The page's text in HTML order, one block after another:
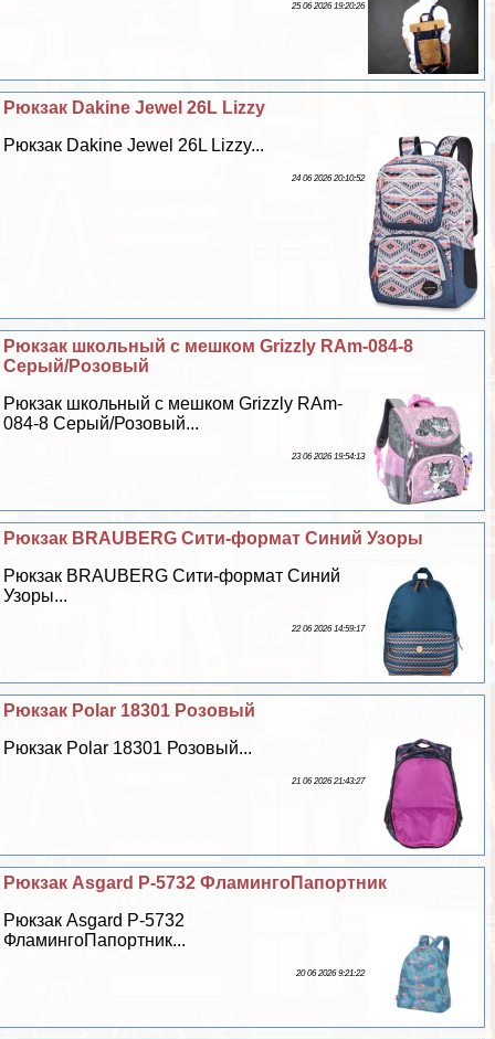
25 06 2026 19:20:26
Рюкзак Dakine Jewel 26L Lizzy
Рюкзак Dakine Jewel 26L Lizzy...
24 06 2026 20:10:52
Рюкзак школьный с мешком Grizzly RAm-084-8
Серый/Розовый
Рюкзак школьный с мешком Grizzly RAm-
084-8 Серый/Розовый...
23 06 2026 19:54:13
Рюкзак BRAUBERG Сити-формат Синий Узоры
Рюкзак BRAUBERG Сити-формат Синий
Узоры...
22 06 2026 14:59:17
Рюкзак Polar 18301 Розовый
Рюкзак Polar 18301 Розовый...
21 06 2026 21:43:27
Рюкзак Asgard Р-5732 ФламингоПапортник
Рюкзак Asgard Р-5732
ФламингоПапортник...
20 06 2026 9:21:22